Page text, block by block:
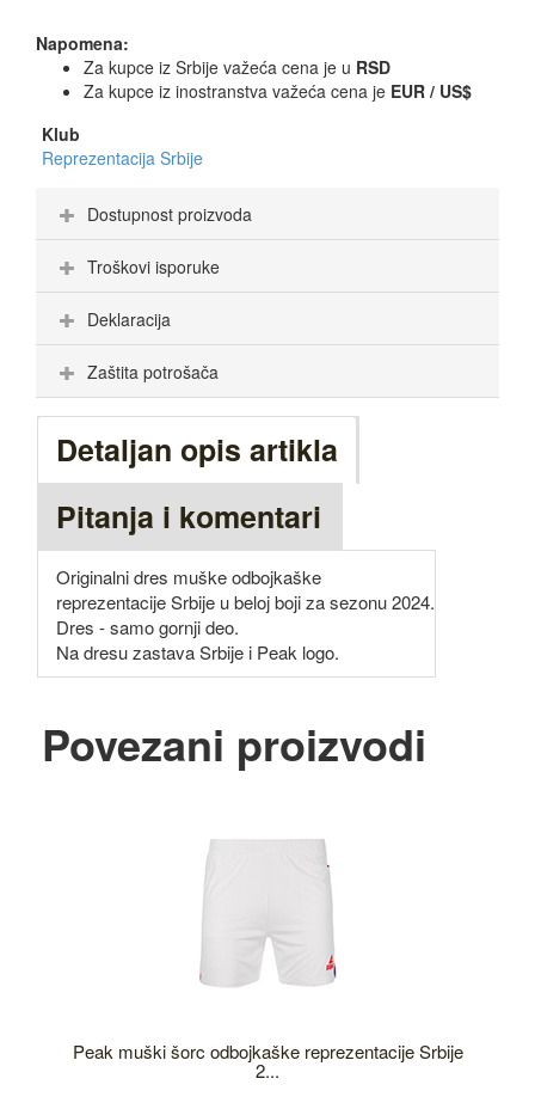
Napomena:
Za kupce iz Srbije važeća cena je u RSD
Za kupce iz inostranstva važeća cena je EUR / US$
Klub
Reprezentacija Srbije
Dostupnost proizvoda
Troškovi isporuke
Deklaracija
Zaštita potrošača
Detaljan opis artikla
Pitanja i komentari
Originalni dres muške odbojkaške
reprezentacije Srbije u beloj boji za sezonu 2024.
Dres - samo gornji deo.
Na dresu zastava Srbije i Peak logo.
Povezani proizvodi
Peak muški šorc odbojkaške reprezentacije Srbije
2...